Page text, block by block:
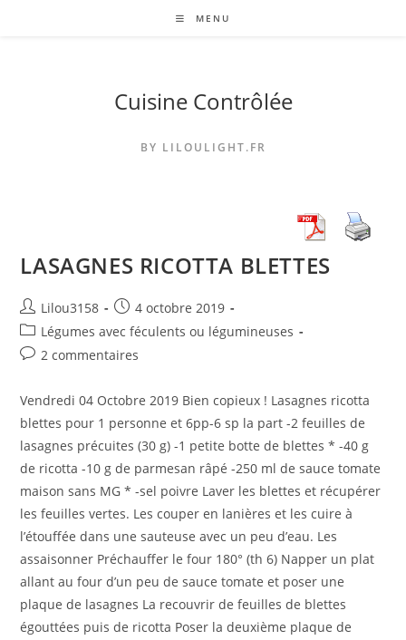
MENU
Cuisine Contrôlée
BY LILOULIGHT.FR
LASAGNES RICOTTA BLETTES
Auteur/autrice
de
la
publication :
Lilou3158
Publication
publiée :
4 octobre 2019
Post
category:
Légumes avec féculents ou légumineuses
Commentaires
la
publication :
2 commentaires
Vendredi 04 Octobre 2019 Bien copieux ! Lasagnes ricotta
blettes pour 1 personne et 6pp-6 sp la part -2 feuilles de
lasagnes précuites (30 g) -1 petite botte de blettes * -40 g
de ricotta -10 g de parmesan râpé -250 ml de sauce tomate
maison sans MG * -sel poivre Laver les blettes et récupérer
les feuilles vertes. Les couper en lanières et les cuire à
l’étouffée dans une sauteuse avec un peu d’eau. Les
assaisonner Préchauffer le four 180° (th 6) Napper un plat
allant au four d’un peu de sauce tomate et poser une
plaque de lasagnes La recouvrir de feuilles de blettes
égouttées puis de ricotta Poser la deuxième plaque de